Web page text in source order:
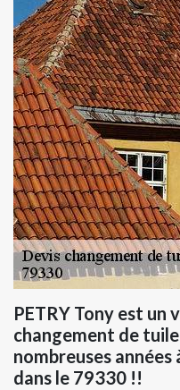
PETRY Tony est un
changement de
nombreuses
dans le 79330 !!